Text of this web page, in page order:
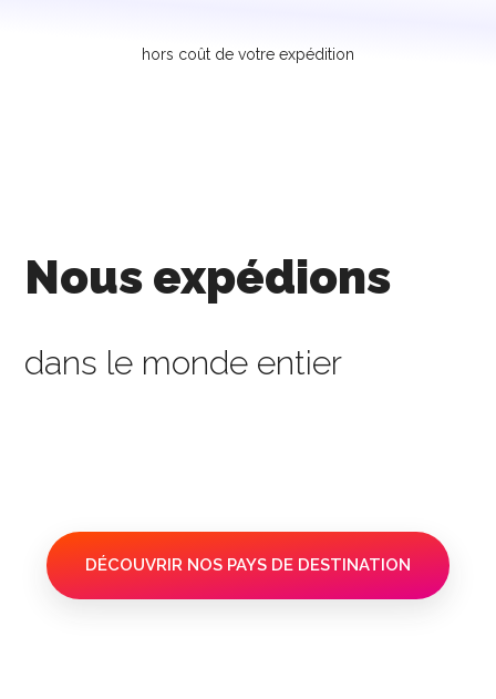
hors coût de votre expédition
Nous expédions
dans le monde entier
DÉCOUVRIR NOS PAYS DE DESTINATION